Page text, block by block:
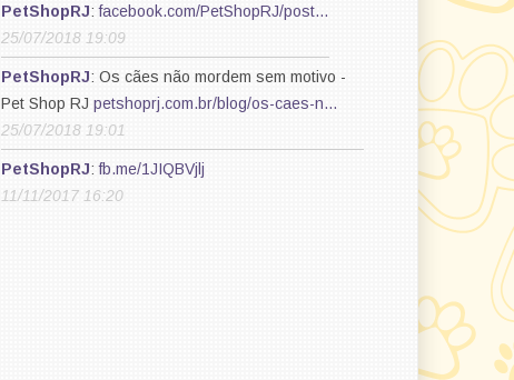
PetShopRJ:facebook.com/PetShopRJ/post…
25/07/2018 19:09
PetShopRJ: Os cães não mordem sem motivo -
Pet Shop RJpetshoprj.com.br/blog/os-caes-n…
25/07/2018 19:01
PetShopRJ:fb.me/1JIQBVjlj
11/11/2017 16:20